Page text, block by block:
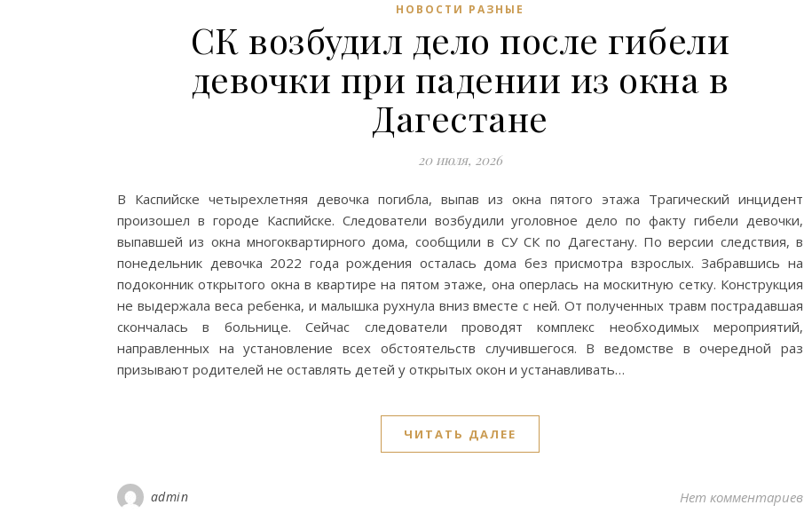
НОВОСТИ РАЗНЫЕ
СК возбудил дело после гибели
девочки при падении из окна в
Дагестане
20 июля, 2026
В Каспийске четырехлетняя девочка погибла, выпав из окна пятого этажа Трагический инцидент
произошел в городе Каспийске. Следователи возбудили уголовное дело по факту гибели девочки,
выпавшей из окна многоквартирного дома, сообщили в СУ СК по Дагестану. По версии следствия, в
понедельник девочка 2022 года рождения осталась дома без присмотра взрослых. Забравшись на
подоконник открытого окна в квартире на пятом этаже, она оперлась на москитную сетку. Конструкция
не выдержала веса ребенка, и малышка рухнула вниз вместе с ней. От полученных травм пострадавшая
скончалась в больнице. Сейчас следователи проводят комплекс необходимых мероприятий,
направленных на установление всех обстоятельств случившегося. В ведомстве в очередной раз
призывают родителей не оставлять детей у открытых окон и устанавливать…
ЧИТАТЬ ДАЛЕЕ
admin Нет комментариев